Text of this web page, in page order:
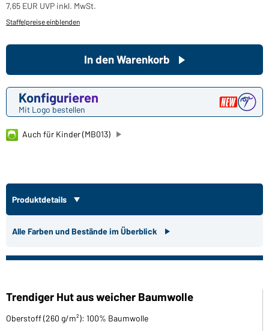
7,65 EUR UVP inkl. MwSt.
Staffelpreise einblenden
Konfigurieren
Mit Logo bestellen
In den Warenkorb
Auch für Kinder (MB013)
Produktdetails
Alle Farben und Bestände im Überblick
Trendiger Hut aus weicher Baumwolle
Oberstoff (260 g/m²): 100% Baumwolle